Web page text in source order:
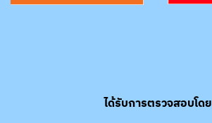
ได้รับการตรวจสอบโดย